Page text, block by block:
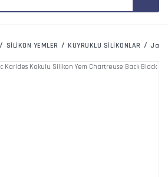
SİLİKON YEMLER KUYRUKLU SİLİKONLAR